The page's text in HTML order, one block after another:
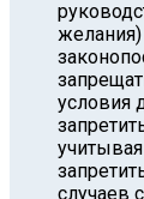
условия
случаев